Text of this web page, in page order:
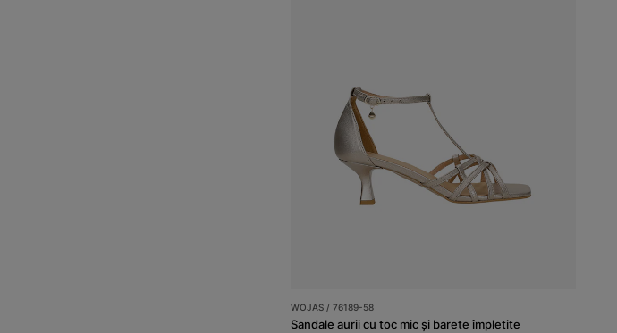
WOJAS / 76189-58
Sandale aurii cu toc mic și barete împletite